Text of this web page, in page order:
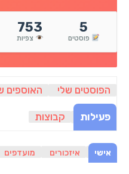
5
פוסטים
753
צפיות
הפוסטים שלי האוספים
פעילות קבוצות
אישי איזכורים מועדפים